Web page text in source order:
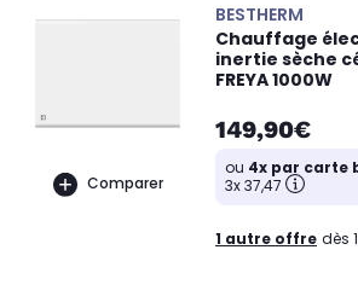
Comparer
BESTHERM
Chauffage
inertie sèche
FREYA 1000W
149,90€
ou 4x par carte
3x 37,47
1 autre offre dès